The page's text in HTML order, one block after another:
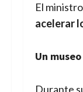
El
acelerar
Un
Durante